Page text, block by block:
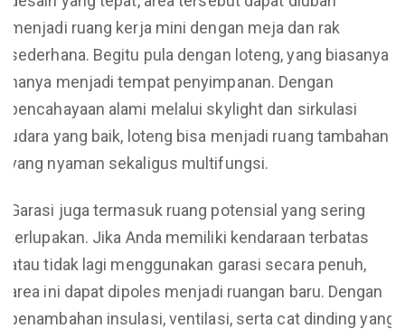
menjadi ruang kerja mini dengan meja dan rak
sederhana. Begitu pula dengan loteng, yang biasanya
hanya menjadi tempat penyimpanan. Dengan
pencahayaan alami melalui skylight dan sirkulasi
udara yang baik, loteng bisa menjadi ruang tambahan
yang nyaman sekaligus multifungsi.
Garasi juga termasuk ruang potensial yang sering
terlupakan. Jika Anda memiliki kendaraan terbatas
atau tidak lagi menggunakan garasi secara penuh,
area ini dapat dipoles menjadi ruangan baru. Dengan
penambahan insulasi, ventilasi, serta cat dinding yang